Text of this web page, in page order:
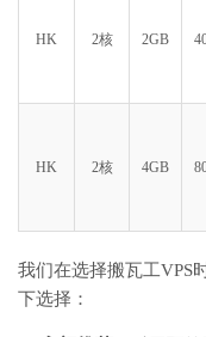
HK 2核 2GB
HK 2核 4GB
我们在选择搬瓦工VPS
下选择：